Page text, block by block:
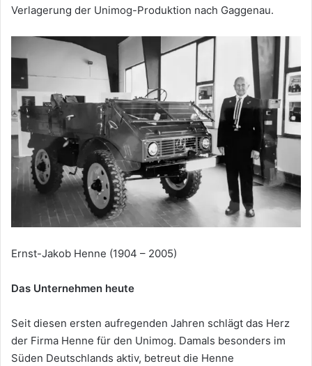
Verlagerung der Unimog-Produktion nach Gaggenau.
Ernst-Jakob Henne (1904 – 2005)
Das Unternehmen heute
Seit diesen ersten aufregenden Jahren schlägt das Herz
der Firma Henne für den Unimog. Damals besonders im
Süden Deutschlands aktiv, betreut die Henne